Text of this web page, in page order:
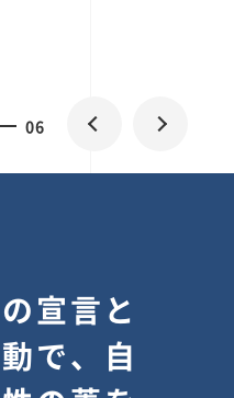
06
スタン
を裏切